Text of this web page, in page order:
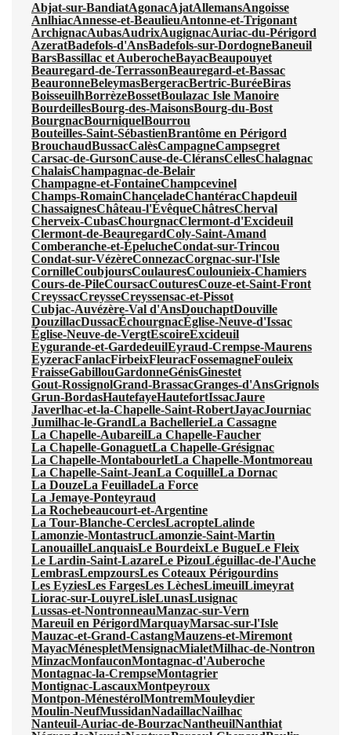
Abjat-sur-BandiatAgonacAjatAllemansAngoisse
AnlhiacAnnesse-et-BeaulieuAntonne-et-Trigonant
ArchignacAubasAudrixAugignacAuriac-du-Périgord
AzeratBadefols-d'AnsBadefols-sur-DordogneBaneuil
BarsBassillac et AuberocheBayacBeaupouyet
Beauregard-de-TerrassonBeauregard-et-Bassac
BeauronneBeleymasBergeracBertric-BuréeBiras
BoisseuilhBorrèzeBossetBoulazac Isle Manoire
BourdeillesBourg-des-MaisonsBourg-du-Bost
BourgnacBourniquelBourrou
Bouteilles-Saint-SébastienBrantôme en Périgord
BrouchaudBussacCalèsCampagneCampsegret
Carsac-de-GursonCause-de-CléransCellesChalagnac
ChalaisChampagnac-de-Belair
Champagne-et-FontaineChampcevinel
Champs-RomainChanceladeChantéracChapdeuil
ChassaignesChâteau-l'ÉvêqueChâtresCherval
Cherveix-CubasChourgnacClermont-d'Excideuil
Clermont-de-BeauregardColy-Saint-Amand
Comberanche-et-ÉpelucheCondat-sur-Trincou
Condat-sur-VézèreConnezacCorgnac-sur-l'Isle
CornilleCoubjoursCoulauresCoulounieix-Chamiers
Cours-de-PileCoursacCouturesCouze-et-Saint-Front
CreyssacCreysseCreyssensac-et-Pissot
Cubjac-Auvézère-Val d'AnsDouchaptDouville
DouzillacDussacÉchourgnacÉglise-Neuve-d'Issac
Église-Neuve-de-VergtEscoireExcideuil
Eygurande-et-GardedeuilEyraud-Crempse-Maurens
EyzeracFanlacFirbeixFleuracFossemagneFouleix
FraisseGabillouGardonneGénisGinestet
Gout-RossignolGrand-BrassacGranges-d'AnsGrignols
Grun-BordasHautefayeHautefortIssacJaure
Javerlhac-et-la-Chapelle-Saint-RobertJayacJourniac
Jumilhac-le-GrandLa BachellerieLa Cassagne
La Chapelle-AubareilLa Chapelle-Faucher
La Chapelle-GonaguetLa Chapelle-Grésignac
La Chapelle-MontabourletLa Chapelle-Montmoreau
La Chapelle-Saint-JeanLa CoquilleLa Dornac
La DouzeLa FeuilladeLa Force
La Jemaye-Ponteyraud
La Rochebeaucourt-et-Argentine
La Tour-Blanche-CerclesLacropteLalinde
Lamonzie-MontastrucLamonzie-Saint-Martin
LanouailleLanquaisLe BourdeixLe BugueLe Fleix
Le Lardin-Saint-LazareLe PizouLéguillac-de-l'Auche
LembrasLempzoursLes Coteaux Périgourdins
Les EyziesLes FargesLes LèchesLimeuilLimeyrat
Liorac-sur-LouyreLisleLunasLusignac
Lussas-et-NontronneauManzac-sur-Vern
Mareuil en PérigordMarquayMarsac-sur-l'Isle
Mauzac-et-Grand-CastangMauzens-et-Miremont
MayacMénespletMensignacMialetMilhac-de-Nontron
MinzacMonfauconMontagnac-d'Auberoche
Montagnac-la-CrempseMontagrier
Montignac-LascauxMontpeyroux
Montpon-MénestérolMontremMouleydier
Moulin-NeufMussidanNadaillacNailhac
Nanteuil-Auriac-de-BourzacNantheuilNanthiat